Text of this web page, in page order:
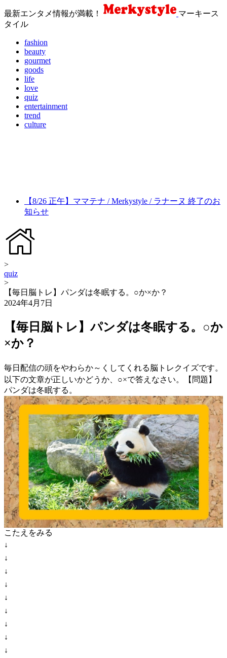
最新エンタメ情報が満載！
マーキース
タイル
fashion
beauty
gourmet
goods
life
love
quiz
entertainment
trend
culture
【8/26 正午】ママテナ / Merkystyle / ラナーヌ 終了のお
知らせ
>
quiz
>
【毎日脳トレ】パンダは冬眠する。○か×か？
2024年4月7日
【毎日脳トレ】パンダは冬眠する。○か
×か？
毎日配信の頭をやわらか～くしてくれる脳トレクイズです。
以下の文章が正しいかどうか、○×で答えなさい。【問題】
パンダは冬眠する。
こたえをみる
↓
↓
↓
↓
↓
↓
↓
↓
↓